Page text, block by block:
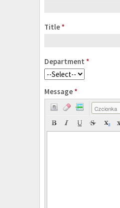
Title *
Department *
Message *
Czcionka